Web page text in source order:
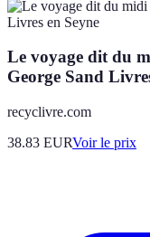
Le voyage dit du
George Sand
recyclivre.com
38.83 EURVoir le prix